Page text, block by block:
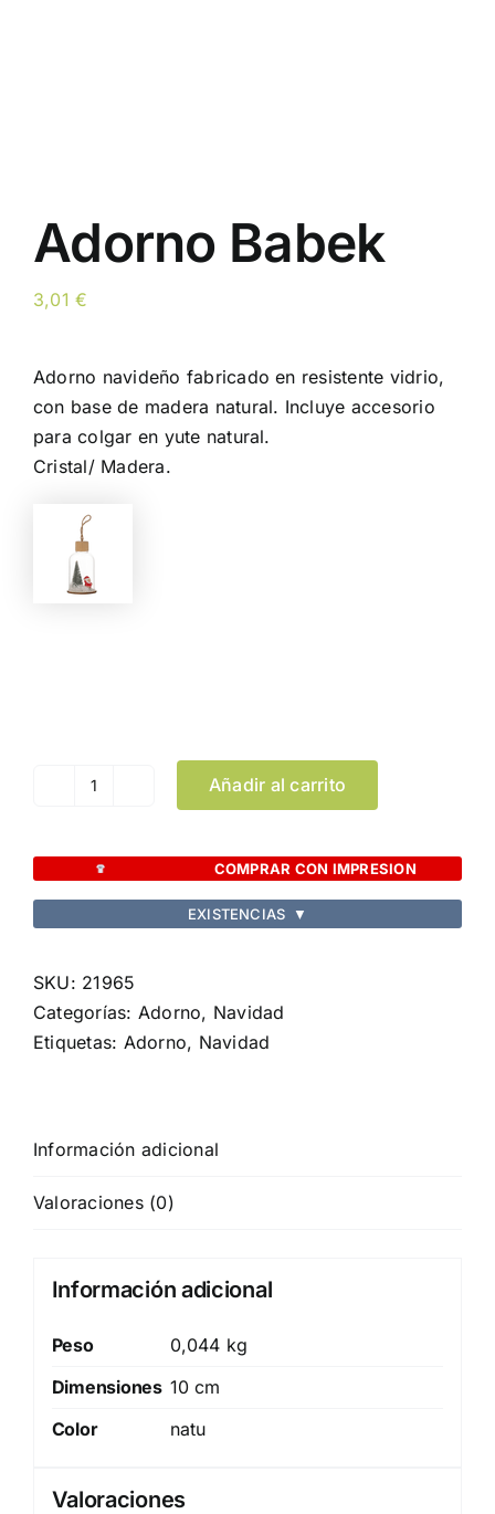
Adorno Babek
3,01€
Adorno navideño fabricado en resistente vidrio,
con base de madera natural. Incluye accesorio
para colgar en yute natural.
Cristal/ Madera.
Adorno
cantidad
Añadir al carrito
COMPRAR CON IMPRESION
EXISTENCIAS ▼
SKU: 21965
Categorías: Adorno, Navidad
Etiquetas: Adorno, Navidad
Información adicional
Valoraciones (0)
Información adicional
Peso
0,044 kg
Dimensiones 10 cm
Color
natu
Valoraciones